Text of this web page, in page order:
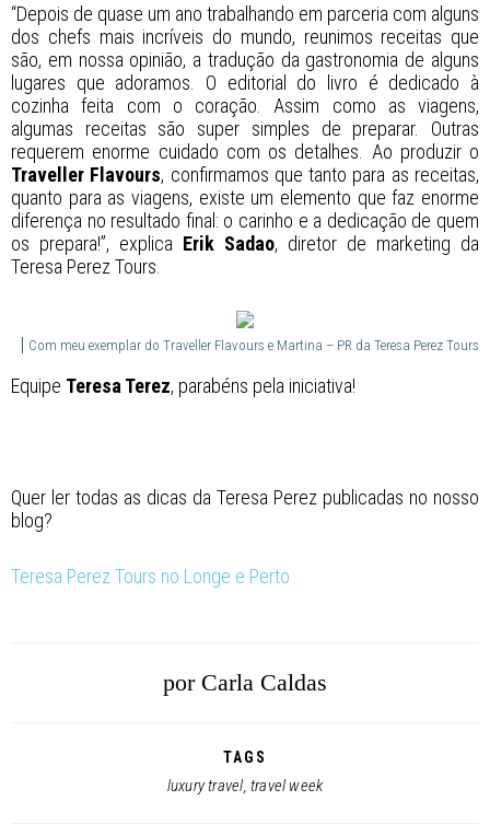
“Depois de quase um ano trabalhando em parceria com alguns
dos chefs mais incríveis do mundo, reunimos receitas que
são, em nossa opinião, a tradução da gastronomia de alguns
lugares que adoramos. O editorial do livro é dedicado à
cozinha feita com o coração. Assim como as viagens,
algumas receitas são super simples de preparar. Outras
requerem enorme cuidado com os detalhes. Ao produzir o
Traveller Flavours, confirmamos que tanto para as receitas,
quanto para as viagens, existe um elemento que faz enorme
diferença no resultado final: o carinho e a dedicação de quem
os prepara!”, explica Erik Sadao, diretor de marketing da
Teresa Perez Tours.
Com meu exemplar do Traveller Flavours e Martina – PR da Teresa Perez Tours
Equipe Teresa Terez, parabéns pela iniciativa!
Quer ler todas as dicas da Teresa Perez publicadas no nosso
blog?
Teresa Perez Tours no Longe e Perto
por Carla Caldas
TAGS
luxury travel, travel week